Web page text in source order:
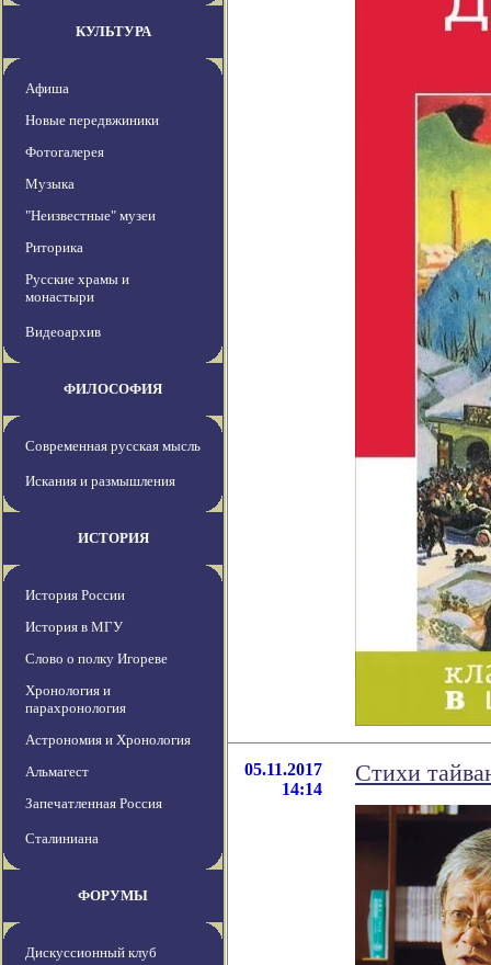
КУЛЬТУРА
Афиша
Новые передвжиники
Фотогалерея
Музыка
"Неизвестные" музеи
Риторика
Русские храмы и
монастыри
Видеоархив
ФИЛОСОФИЯ
Современная русская мысль
Искания и размышления
ИСТОРИЯ
История России
История в МГУ
Слово о полку Игореве
Хронология и
парахронология
Астрономия и Хронология
Альмагест
Запечатленная Россия
Сталиниана
ФОРУМЫ
Дискуссионный клуб
05.11.2017
14:14
Стихи